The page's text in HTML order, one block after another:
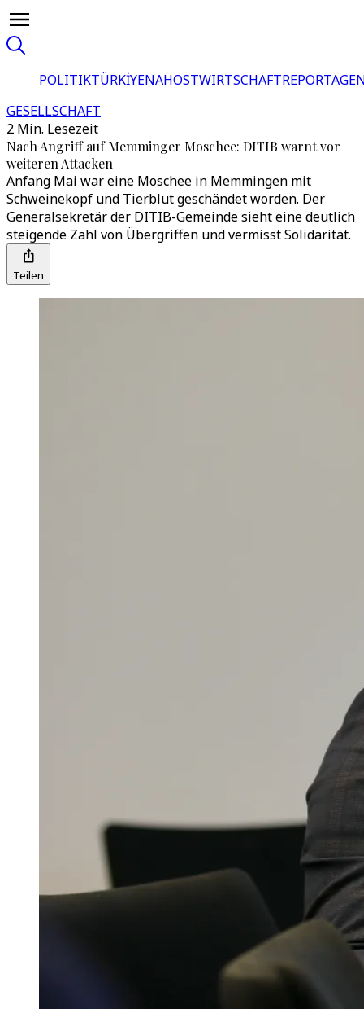
POLITIKTÜRKİYENAHOSTWIRTSCHAFT
GESELLSCHAFT
2 Min. Lesezeit
Nach Angriff auf Memminger Moschee: DITIB warnt vor
weiteren Attacken
Anfang Mai war eine Moschee in Memmingen mit
Schweinekopf und Tierblut geschändet worden. Der
Generalsekretär der DITIB-Gemeinde sieht eine deutlich
steigende Zahl von Übergriffen und vermisst Solidarität.
Teilen